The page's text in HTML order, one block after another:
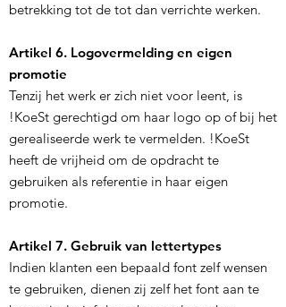
betrekking tot de tot dan verrichte werken.
Artikel 6. Logovermelding en eigen
promotie
Tenzij het werk er zich niet voor leent, is
!KoeSt gerechtigd om haar logo op of bij het
gerealiseerde werk te vermelden. !KoeSt
heeft de vrijheid om de opdracht te
gebruiken als referentie in haar eigen
promotie.
Artikel 7. Gebruik van lettertypes
Indien klanten een bepaald font zelf wensen
te gebruiken, dienen zij zelf het font aan te